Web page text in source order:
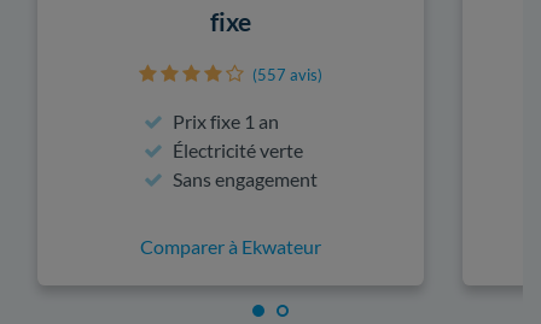
fixe
(557 avis)
Prix fixe 1 an
Électricité verte
Sans engagement
Comparer à Ekwateur